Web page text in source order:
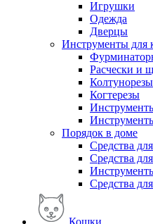
Игрушки
Одежда
Дверцы
Инструменты для
Расчески и
Колтунорезы
Когтерезы
Порядок в доме
Средства
Средства
Средства